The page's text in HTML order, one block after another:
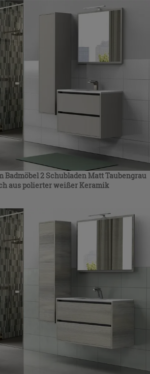
Badmöbel 2 Schubladen Matt Taubengrau
aus polierter weißer Keramik